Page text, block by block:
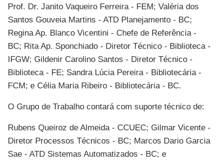
Prof. Dr. Janito Vaqueiro Ferreira - FEM; Valéria dos
Santos Gouveia Martins - ATD Planejamento - BC;
Regina Ap. Blanco Vicentini - Chefe de Referência -
BC; Rita Ap. Sponchiado - Diretor Técnico - Biblioteca -
IFGW; Gildenir Carolino Santos - Diretor Técnico -
Biblioteca - FE; Sandra Lúcia Pereira - Bibliotecária -
FCM; e Célia Maria Ribeiro - Bibliotecária - BC.
O Grupo de Trabalho contará com suporte técnico de:
Rubens Queiroz de Almeida - CCUEC; Gilmar Vicente -
Diretor Processos Técnicos - BC; Marcos Dario Garcia
Sae - ATD Sistemas Automatizados - BC; e